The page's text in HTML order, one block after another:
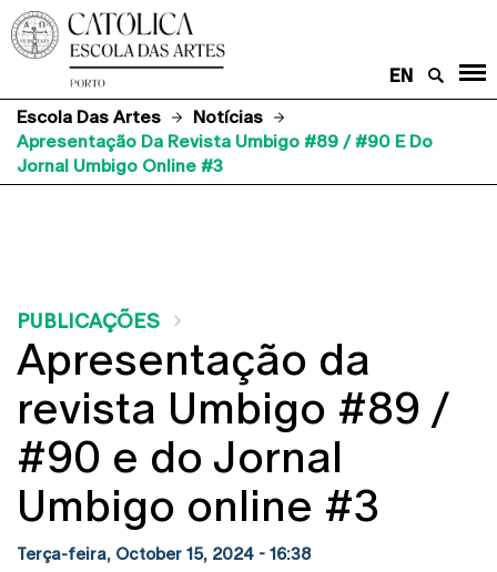
EN
Escola Das Artes
Notícias
Apresentação Da Revista Umbigo #89 / #90 E Do
Jornal Umbigo Online #3
PUBLICAÇÕES
Apresentação da
revista Umbigo #89 /
#90 e do Jornal
Umbigo online #3
Terça-feira, October 15, 2024 - 16:38